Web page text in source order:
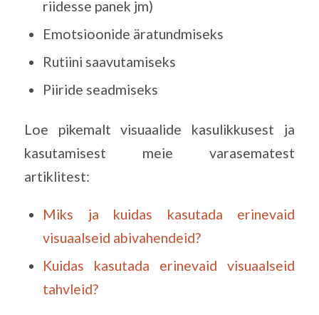
riidesse panek jm)
Emotsioonide äratundmiseks
Rutiini saavutamiseks
Piiride seadmiseks
Loe pikemalt visuaalide kasulikkusest ja
kasutamisest meie varasematest
artiklitest:
Miks ja kuidas kasutada erinevaid
visuaalseid abivahendeid?
Kuidas kasutada erinevaid visuaalseid
tahvleid?